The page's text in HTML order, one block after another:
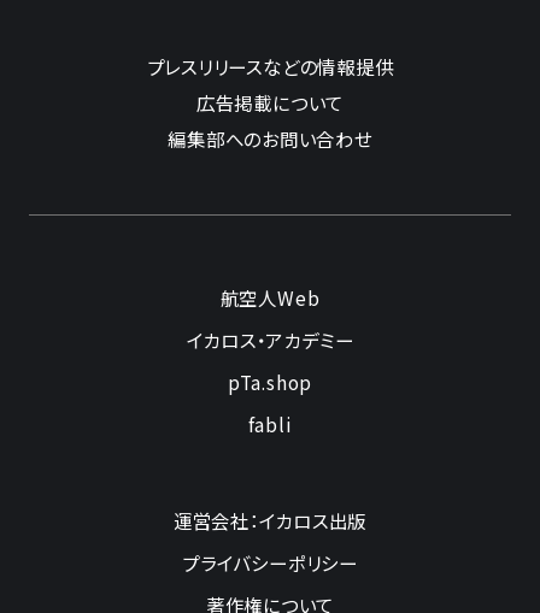
プレスリリースなどの情報提供
広告掲載について
編集部へのお問い合わせ
航空人Web
イカロス・アカデミー
pTa.shop
fabli
運営会社：イカロス出版
プライバシーポリシー
著作権について